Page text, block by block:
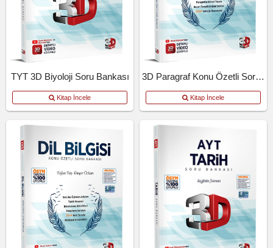
TYT 3D Biyoloji Soru Bankası
Kitap İncele
3D Paragraf Konu Özetli Soru Bankası
Kitap İncele